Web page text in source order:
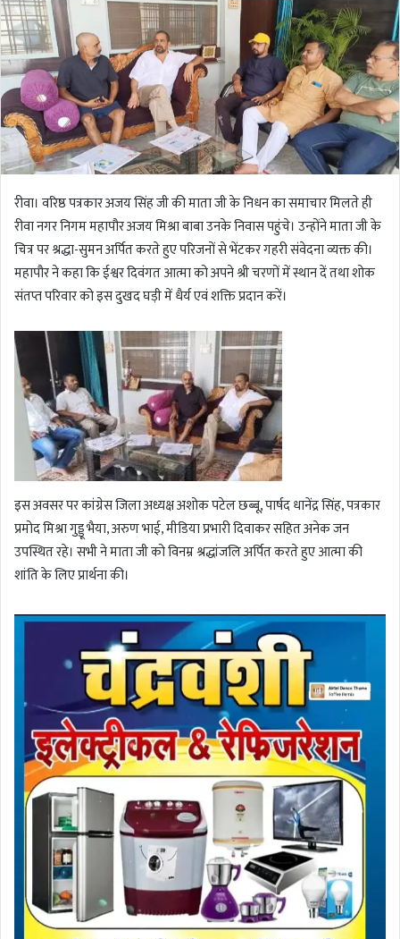
रीवा। वरिष्ठ पत्रकार अजय सिंह जी की माता जी के निधन का समाचार मिलते ही
रीवा नगर निगम महापौर अजय मिश्रा बाबा उनके निवास पहुंचे। उन्होंने माता जी के
चित्र पर श्रद्धा-सुमन अर्पित करते हुए परिजनों से भेंटकर गहरी संवेदना व्यक्त की।
महापौर ने कहा कि ईश्वर दिवंगत आत्मा को अपने श्री चरणों में स्थान दें तथा शोक
संतप्त परिवार को इस दुखद घड़ी में धैर्य एवं शक्ति प्रदान करें।
इस अवसर पर कांग्रेस जिला अध्यक्ष अशोक पटेल छब्बू, पार्षद धानेंद्र सिंह, पत्रकार
प्रमोद मिश्रा गुड्डू भैया, अरुण भाई, मीडिया प्रभारी दिवाकर सहित अनेक जन
उपस्थित रहे। सभी ने माता जी को विनम्र श्रद्धांजलि अर्पित करते हुए आत्मा की
शांति के लिए प्रार्थना की।